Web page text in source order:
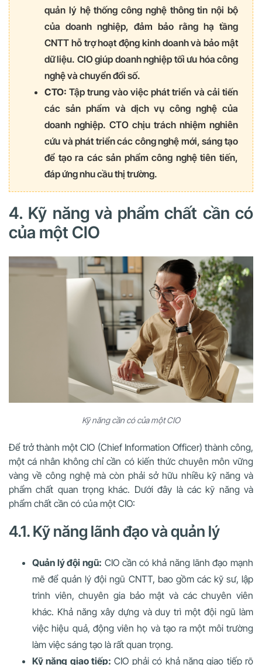
quản lý hệ thống công nghệ thông tin nội bộ
của doanh nghiệp, đảm bảo rằng hạ tầng
CNTT hỗ trợ hoạt động kinh doanh và bảo mật
dữ liệu. CIO giúp doanh nghiệp tối ưu hóa công
nghệ và chuyển đổi số.
CTO: Tập trung vào việc phát triển và cải tiến
các sản phẩm và dịch vụ công nghệ của
doanh nghiệp. CTO chịu trách nhiệm nghiên
cứu và phát triển các công nghệ mới, sáng tạo
để tạo ra các sản phẩm công nghệ tiên tiến,
đáp ứng nhu cầu thị trường.
4. Kỹ năng và phẩm chất cần có
của một CIO
Kỹ năng cần có của một CIO
Để trở thành một CIO (Chief Information Officer) thành công,
một cá nhân không chỉ cần có kiến thức chuyên môn vững
vàng về công nghệ mà còn phải sở hữu nhiều kỹ năng và
phẩm chất quan trọng khác. Dưới đây là các kỹ năng và
phẩm chất cần có của một CIO:
4.1. Kỹ năng lãnh đạo và quản lý
Quản lý đội ngũ: CIO cần có khả năng lãnh đạo mạnh
mẽ để quản lý đội ngũ CNTT, bao gồm các kỹ sư, lập
trình viên, chuyên gia bảo mật và các chuyên viên
khác. Khả năng xây dựng và duy trì một đội ngũ làm
việc hiệu quả, động viên họ và tạo ra một môi trường
làm việc sáng tạo là rất quan trọng.
Kỹ năng giao tiếp: CIO phải có khả năng giao tiếp rõ